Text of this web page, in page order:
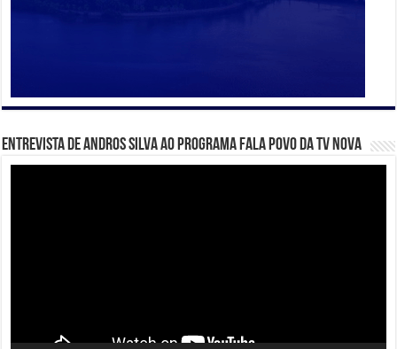
Entrevista de Andros Silva ao programa Fala Povo da TV Nova